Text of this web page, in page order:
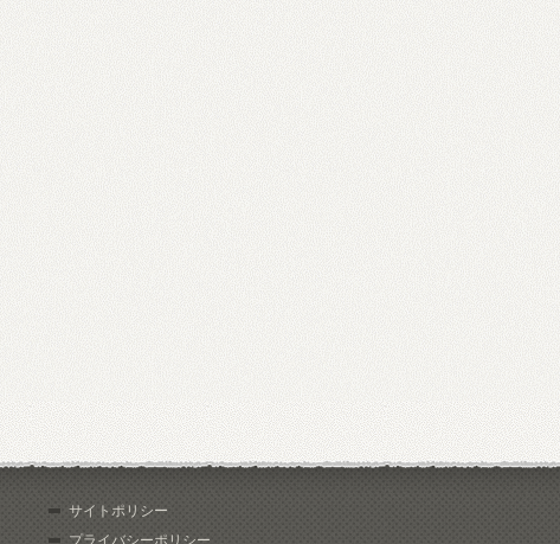
サイトポリシー
プライバシーポリシー